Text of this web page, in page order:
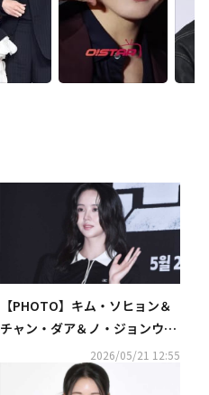
【PHOTO】キム・ソヒョン＆
チャン・ダア＆ノ・ジョンウィ
ら、映画「群体」VIP試写会に
2026/05/21 12:55